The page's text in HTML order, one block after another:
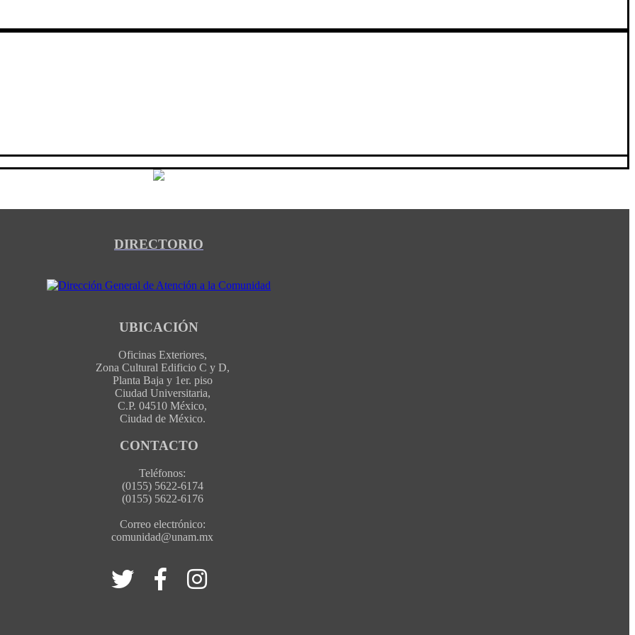
DIRECTORIO
UBICACIÓN
Oficinas Exteriores,
Zona Cultural Edificio C y D,
Planta Baja y 1er. piso
Ciudad Universitaria,
C.P. 04510 México,
Ciudad de México.
CONTACTO
Teléfonos:
(0155) 5622-6174
(0155) 5622-6176
Correo electrónico:
comunidad@unam.mx